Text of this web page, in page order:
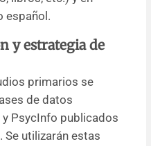
español.
y estrategia de
primarios se
de datos
PsycInfo publicados
utilizarán estas